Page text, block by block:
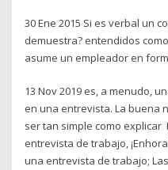
30 Ene 2015 Si es verbal un
demuestra? entendidos
asume un empleador en
13 Nov 2019 es, a menudo,
en una entrevista. La buena
ser tan simple como explicar
entrevista de trabajo,
una entrevista de trabajo;